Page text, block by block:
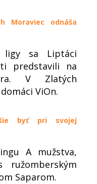
Moraviec odnáša
sa Liptáci
predstavili na
V Zlatých
ViOn.
byť pri svojej
A mužstva,
Saparom.